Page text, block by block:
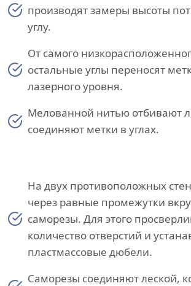
производят замеры высоты
углу.
От самого
остальные углы переносят
лазерного уровня.
Мелованной нитью отбивают
соединяют метки в углах.
На двух противоположных
через равные промежутки
саморезы. Для этого
количество отверстий и
пластмассовые дюбели.
Саморезы соединяют леской,